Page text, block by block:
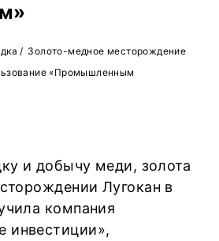
/ Золото-медное месторождение
«Промышленным
и добычу меди, золота
Лугокан в
компания